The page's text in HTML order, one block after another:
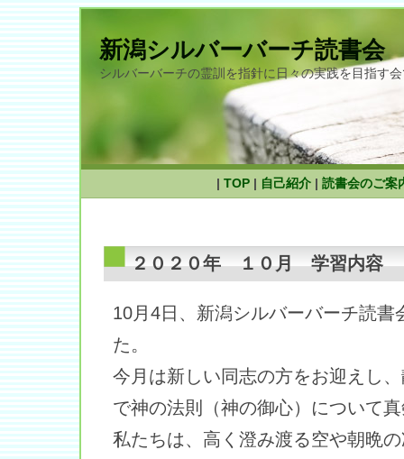
新潟シルバーバーチ読書会
シルバーバーチの霊訓を指針に日々の実践を目指す
| TOP | 自己紹介 | 読書会のご案
２０２０年 １０月 学習内容
10月4日、新潟シルバーバーチ読書
た。
今月は新しい同志の方をお迎えし
で神の法則（神の御心）について
私たちは、高く澄み渡る空や朝晩